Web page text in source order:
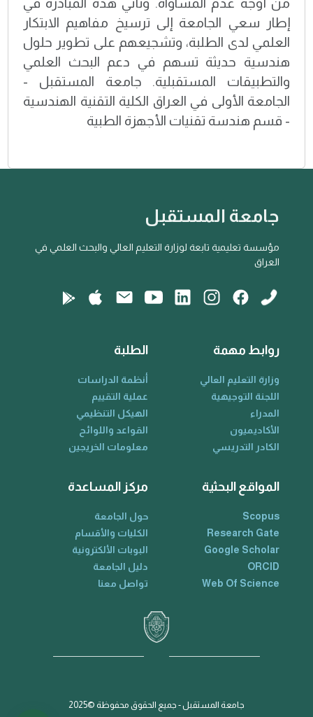
من أوجه عدم المساواة. وتأتي هذه المبادرة في
إطار سعي الجامعة إلى ترسيخ مفاهيم الابتكار
العلمي لدى الطلبة، وتشجيعهم على تطوير حلول
هندسية حديثة تسهم في دعم البحث العلمي
والتطبيقات المستقبلية. جامعة المستقبل -
الجامعة الأولى في العراق الكلية التقنية الهندسية
- قسم هندسة تقنيات الأجهزة الطبية
جامعة المستقبل
مؤسسة تعليمية تابعة لوزارة التعليم العالي والبحث العلمي في
العراق
روابط مهمة
وزارة التعليم العالي
اللجنة التوجيهية
المدراء
الأكاديميون
الكادر التدريسي
الطلبة
أنظمة الدراسات
عملية التقييم
الهيكل التنظيمي
القواعد واللوائح
معلومات الخريجين
المواقع البحثية
Scopus
Research Gate
Google Scholar
ORCID
Web Of Science
مركز المساعدة
حول الجامعة
الكليات والأقسام
البوبات الألكترونية
دليل الجامعة
تواصل معنا
جامعة المستقبل - جميع الحقوق محفوظة ©2025